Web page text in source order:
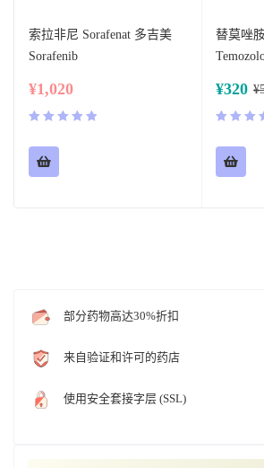
索拉非尼 Sorafenat 多吉美
Sorafenib
¥1,020
&sol; 5
替莫唑
¥
¥320
&sol; 5
部分药物高达30%折扣
来自验证和许可的药店
使用安全套接字层 (SSL)